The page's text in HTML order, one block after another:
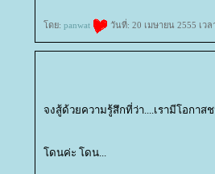
ดย: panwat วันที่: 20 เมษายน 2555 เวล
จงสู้ด้วยความรู้สึกที่ว่า....เรามีโอกาส
ดนค่ะ โดน...